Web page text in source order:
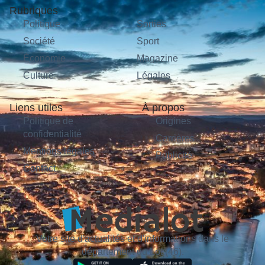
Rubriques
Politique
Société
Économie
Culture
Sorties
Sport
Magazine
Légales
Liens utiles
Politique de
confidentialité
Mentions légales
Contact
À propos
Origines
Carrières
Publicité
Votre site d'actualités et d'informations dans le
département du Lot (46).